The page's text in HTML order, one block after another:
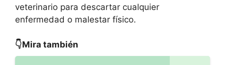
veterinario para descartar cualquier
enfermedad o malestar físico.
👇Mira también